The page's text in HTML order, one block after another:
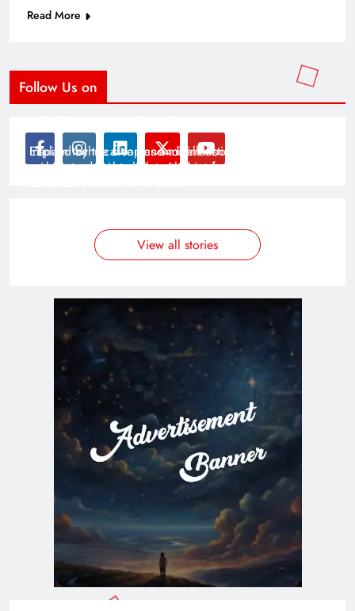
Read More
Follow Us on
Inspired by the clean and minimalistic look of modern
architecture, this template is great for creating stories
Explain technical topics and talk about the latest in
science and technology with this clean and futuristic
View all stories